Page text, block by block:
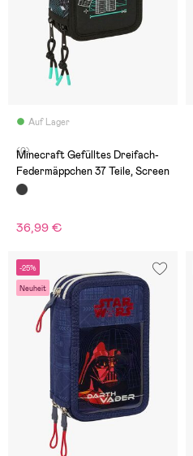
Auf Lager
(0)
Minecraft Gefülltes Dreifach-
Federmäppchen 37 Teile, Screen
36,99 €
-25%
Neuheit